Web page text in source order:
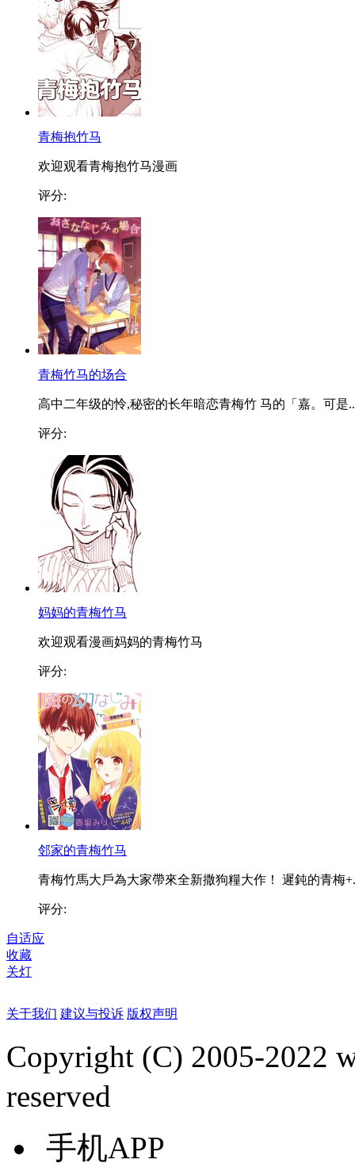
青梅抱竹马
欢迎观看青梅抱竹马漫画
评分:
青梅竹马的场合
高中二年级的怜,秘密的长年暗恋青梅竹 马的「嘉。可是
评分:
妈妈的青梅竹马
欢迎观看漫画妈妈的青梅竹马
评分:
邻家的青梅竹马
青梅竹馬大戶為大家帶來全新撒狗糧大作！ 遲鈍的青梅
评分:
自适应
收藏
关灯
关于我们 建议与投诉 版权声明
Copyright (C) 2005-2022
reserved
手机APP